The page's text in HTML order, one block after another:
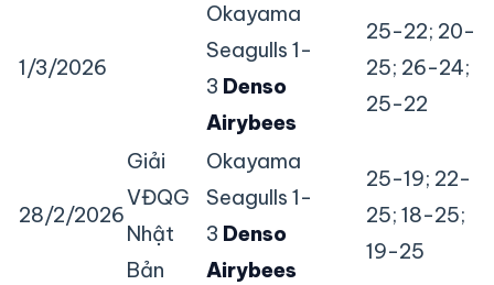
Giải
VĐQG
Nhật
Bản
1/3/2026
Okayama
Seagulls 1-
3 Denso
Airybees
25-22; 20-
25; 26-24;
25-22
28/2/2026
Okayama
Seagulls 1-
3 Denso
Airybees
25-19; 22-
25; 18-25;
19-25